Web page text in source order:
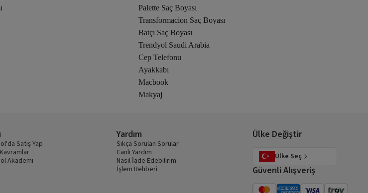
Palette Saç Boyası
Transformacion Saç Boyası
Batçı Saç Boyası
Trendyol Saudi Arabia
Cep Telefonu
Ayakkabı
Macbook
Makyaj
Satış Yap
Akademi
Yardım
Sıkça Sorulan Sorular
Canlı Yardım
Nasıl İade Edebilirim
İşlem Rehberi
Ülke Değiştir
Ülke Seç
Güvenli Alışveriş